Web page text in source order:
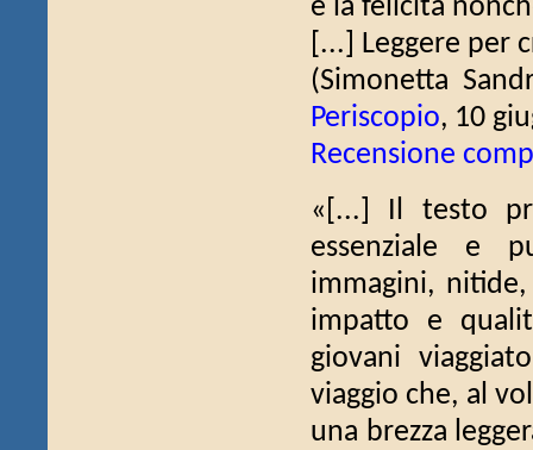
e la felicità
[...] Leggere per
(Simonetta
Periscopio, 10
Recensione
«[...] Il testo
essenziale e
immagini,
impatto e
giovani
viaggio che, al
una brezza